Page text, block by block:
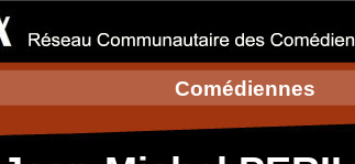
Comédiennes